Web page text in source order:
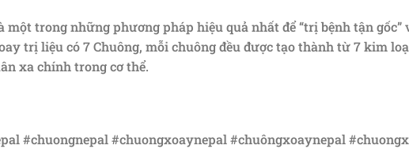
trong những phương pháp hiệu quả nhất để “trị bệnh tận
trị liệu có 7 Chuông, mỗi chuông đều được tạo thành từ 7 kim
xa chính trong cơ thể.
#chuongnepal #chuongxoaynepal #chuôngxoaynepal